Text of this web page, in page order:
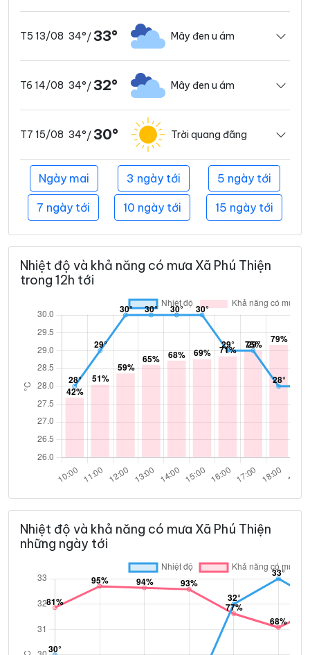
T5 13/08 34°/ 33° Mây đen u ám
T6 14/08 34°/ 32° Mây đen u ám
T7 15/08 34°/ 30° Trời quang đãng
Ngày mai 3 ngày tới 5 ngày tới
7 ngày tới 10 ngày tới 15 ngày tới
Nhiệt độ và khả năng có mưa Xã Phú Thiện
trong 12h tới
Nhiệt độ và khả năng có mưa Xã Phú Thiện
những ngày tới